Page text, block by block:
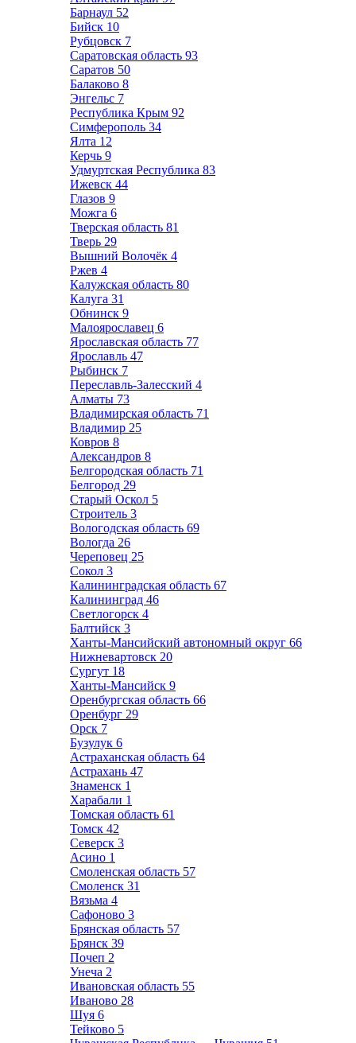
Барнаул 52
Бийск 10
Рубцовск 7
Саратовская область 93
Саратов 50
Балаково 8
Энгельс 7
Республика Крым 92
Симферополь 34
Ялта 12
Керчь 9
Удмуртская Республика 83
Ижевск 44
Глазов 9
Можга 6
Тверская область 81
Тверь 29
Вышний Волочёк 4
Ржев 4
Калужская область 80
Калуга 31
Обнинск 9
Малоярославец 6
Ярославская область 77
Ярославль 47
Рыбинск 7
Переславль-Залесский 4
Алматы 73
Владимирская область 71
Владимир 25
Ковров 8
Александров 8
Белгородская область 71
Белгород 29
Старый Оскол 5
Строитель 3
Вологодская область 69
Вологда 26
Череповец 25
Сокол 3
Калининградская область 67
Калининград 46
Светлогорск 4
Балтийск 3
Ханты-Мансийский автономный округ 66
Нижневартовск 20
Сургут 18
Ханты-Мансийск 9
Оренбургская область 66
Оренбург 29
Орск 7
Бузулук 6
Астраханская область 64
Астрахань 47
Знаменск 1
Харабали 1
Томская область 61
Томск 42
Северск 3
Асино 1
Смоленская область 57
Смоленск 31
Вязьма 4
Сафоново 3
Брянская область 57
Брянск 39
Почеп 2
Унеча 2
Ивановская область 55
Иваново 28
Шуя 6
Тейково 5